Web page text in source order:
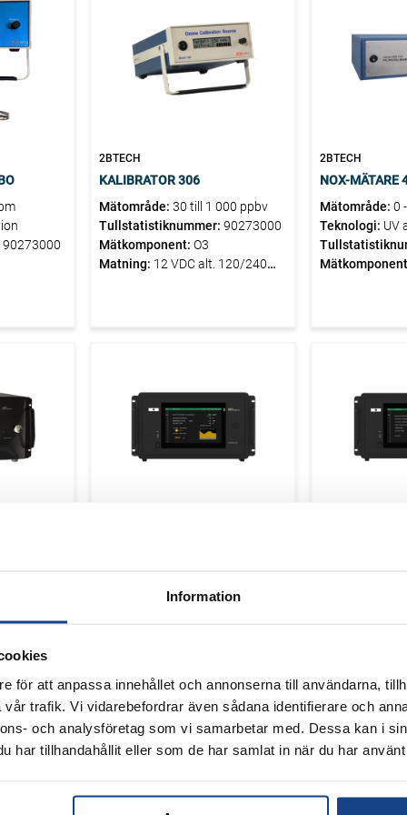
Information
för att anpassa innehållet och annonserna till användarna,
trafik. Vi vidarebefordrar även sådana identifierare och
och analysföretag som vi samarbetar med. Dessa kan i
har tillhandahållit eller som de har samlat in när du har använt
90273000
2BTECH
KALIBRATOR 306
Mätområde: 30 till 1 000 ppbv
Tullstatistiknummer: 90273000
Mätkomponent: O3
Matning: 12 VDC alt. 120/240
2BTECH
NOX-MÄTARE
Mätområde: 0
Teknologi: UV
som finns
är
och
luftkvalitetsspecialister att öka
Erhåll realtids data och få
noggranna data du kan lita på,
med mindre arbetsbelastning.
forskning och
högkvalitativa
möjliggör
källfördelning
analys av
mätområdet
AE36s är